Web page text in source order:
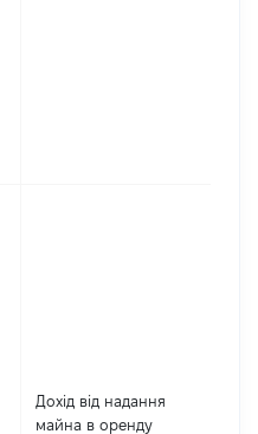
Дохід від надання
майна в оренду